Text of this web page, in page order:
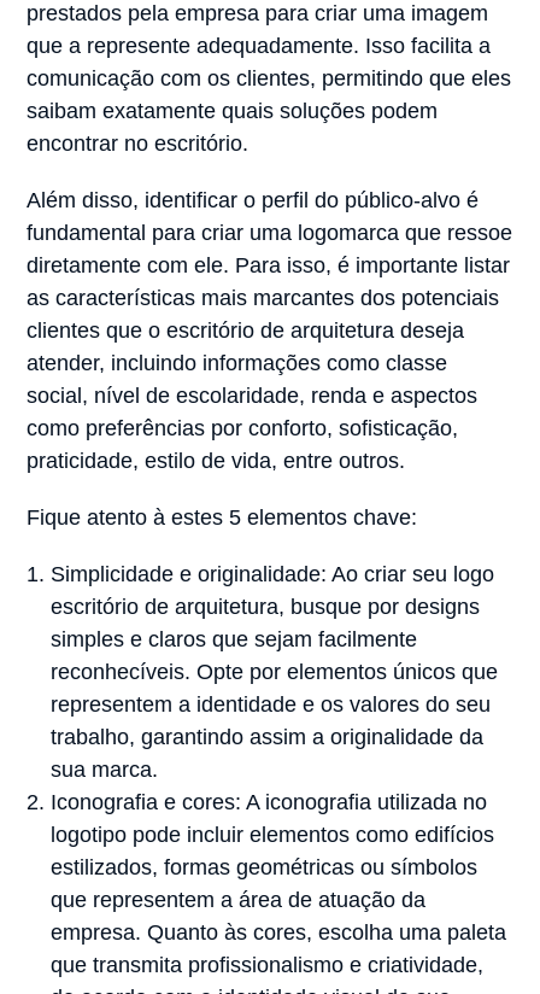
prestados pela empresa para criar uma imagem
que a represente adequadamente. Isso facilita a
comunicação com os clientes, permitindo que eles
saibam exatamente quais soluções podem
encontrar no escritório.
Além disso, identificar o perfil do público-alvo é
fundamental para criar uma logomarca que ressoe
diretamente com ele. Para isso, é importante listar
as características mais marcantes dos potenciais
clientes que o escritório de arquitetura deseja
atender, incluindo informações como classe
social, nível de escolaridade, renda e aspectos
como preferências por conforto, sofisticação,
praticidade, estilo de vida, entre outros.
Fique atento à estes 5 elementos chave:
Simplicidade e originalidade: Ao criar seu logo
escritório de arquitetura, busque por designs
simples e claros que sejam facilmente
reconhecíveis. Opte por elementos únicos que
representem a identidade e os valores do seu
trabalho, garantindo assim a originalidade da
sua marca.
Iconografia e cores: A iconografia utilizada no
logotipo pode incluir elementos como edifícios
estilizados, formas geométricas ou símbolos
que representem a área de atuação da
empresa. Quanto às cores, escolha uma paleta
que transmita profissionalismo e criatividade,